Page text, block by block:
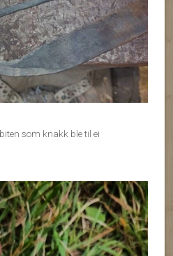
som knakk ble til ei